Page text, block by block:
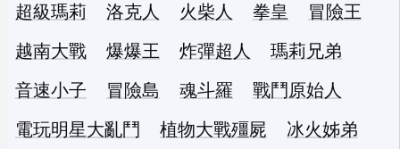
超級瑪莉 洛克人 火柴人 拳皇
冒險王
越南大戰
爆爆王 炸彈超人
瑪莉兄弟
音速小子
冒險島 魂斗羅
戰鬥原始人
電玩明星大亂鬥
植物大戰殭屍
冰火姊弟